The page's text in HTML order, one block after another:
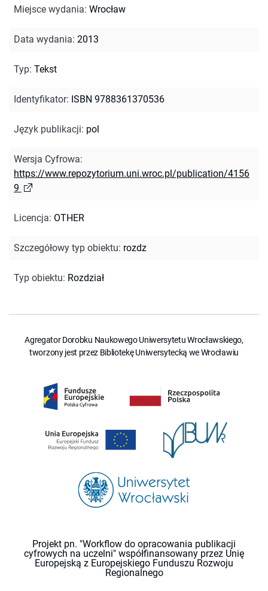
Miejsce wydania: Wrocław
Data wydania: 2013
Typ: Tekst
Identyfikator: ISBN 9788361370536
Język publikacji: pol
Wersja Cyfrowa:
https://www.repozytorium.uni.wroc.pl/publication/4156
9
Licencja: OTHER
Szczegółowy typ obiektu: rozdz
Typ obiektu: Rozdział
Agregator Dorobku Naukowego Uniwersytetu Wrocławskiego,
tworzony jest przez Bibliotekę Uniwersytecką we Wrocławiu
Projekt pn. "Workflow do opracowania publikacji
cyfrowych na uczelni" współfinansowany przez Unię
Europejską z Europejskiego Funduszu Rozwoju
Regionalnego